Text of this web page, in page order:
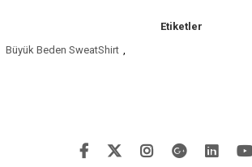
Etiketler
Büyük Beden SweatShirt